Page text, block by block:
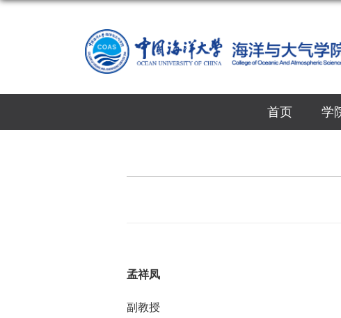
首页 学
孟祥凤
副教授